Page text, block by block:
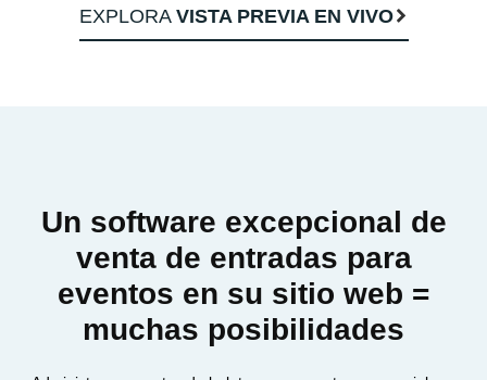
EXPLORA VISTA PREVIA EN VIVO
Un software excepcional de
venta de entradas para
eventos en su sitio web =
muchas posibilidades